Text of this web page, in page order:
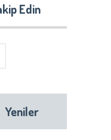
Edin
Yeniler